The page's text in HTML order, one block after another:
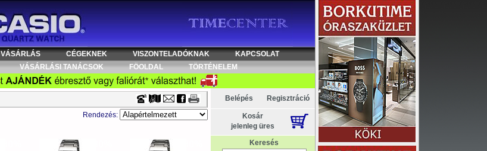
Timecenter
VÁSÁRLÁS CÉGEKNEK VISZONTELADÓKNAK
KAPCSOLAT
VÁSÁRLÁSI TANÁCSOK FÖOLDAL TÖRTÉNELEM
Rendezés:
Belépés Regisztráció
Kosár
jelenleg üres
Keresés